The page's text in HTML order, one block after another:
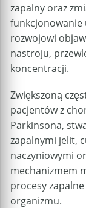
zapalny oraz
funkcjonowanie
rozwojowi
nastroju,
koncentracji.
Zwiększoną
pacjentów z
Parkinsona,
zapalnymi jelit,
naczyniowymi
mechanizmem
procesy
organizmu.